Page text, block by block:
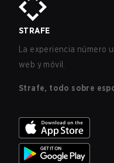
STRAFE
La experiencia número
web y móvil.
Strafe, todo sobre